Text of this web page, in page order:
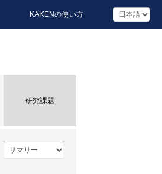
KAKENの使い方
研究課題